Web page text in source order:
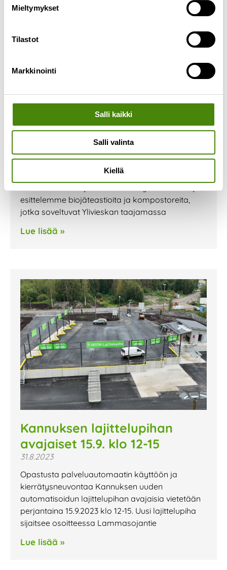
Mieltymykset
Tilastot
Markkinointi
Salli kaikki
Salli valinta
Kiellä
Olemme mukana Ylivieskan
Kauppojen yössä 1.9.
1.9.2023 järjestettävässä Kauppojen yössä.
esittelemme biojäteastioita ja kompostoreita,
jotka soveltuvat Ylivieskan taajamassa
Lue lisää »
Kannuksen lajittelupihan
avajaiset 15.9. klo 12-15
31.8.2023
Opastusta palveluautomaatin käyttöön ja
kierrätysneuvontaa Kannuksen uuden
automatisoidun lajittelupihan avajaisia vietetään
perjantaina 15.9.2023 klo 12-15. Uusi lajittelupiha
sijaitsee osoitteessa Lammasojantie
Lue lisää »